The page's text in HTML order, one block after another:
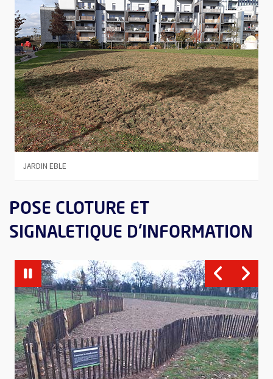
JARDIN EBLE
DU DAGUENET
POSE CLOTURE ET
SIGNALETIQUE D'INFORMATION